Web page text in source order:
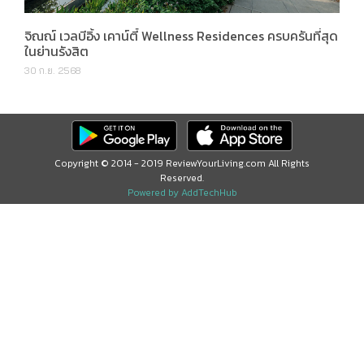
จิณณ์ เวลบีอิ้ง เคาน์ตี้ Wellness Residences ครบครันที่สุด
ในย่านรังสิต
30 ก.ย. 2568
Copyright © 2014 - 2019 ReviewYourLiving.com All Rights
Reserved.
Powered by AddTechHub